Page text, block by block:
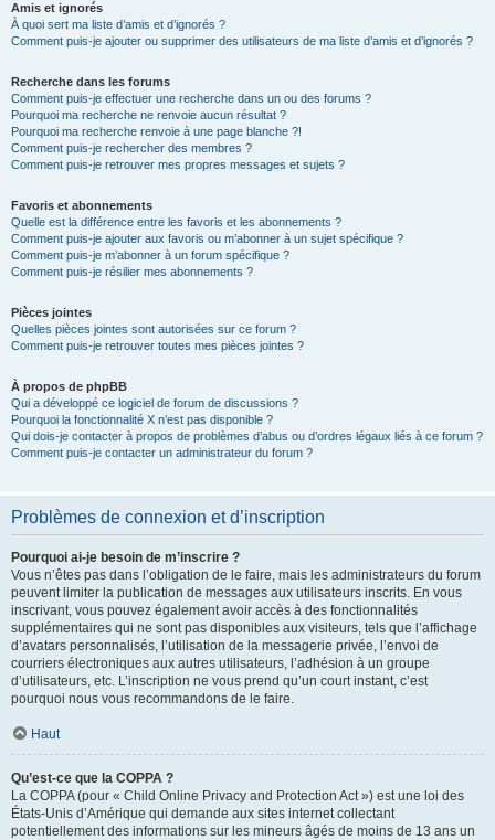
Amis et ignorés
À quoi sert ma liste d’amis et d’ignorés ?
Comment puis-je ajouter ou supprimer des utilisateurs de ma liste d’amis et d’ignorés ?
Recherche dans les forums
Comment puis-je effectuer une recherche dans un ou des forums ?
Pourquoi ma recherche ne renvoie aucun résultat ?
Pourquoi ma recherche renvoie à une page blanche ?!
Comment puis-je rechercher des membres ?
Comment puis-je retrouver mes propres messages et sujets ?
Favoris et abonnements
Quelle est la différence entre les favoris et les abonnements ?
Comment puis-je ajouter aux favoris ou m’abonner à un sujet spécifique ?
Comment puis-je m’abonner à un forum spécifique ?
Comment puis-je résilier mes abonnements ?
Pièces jointes
Quelles pièces jointes sont autorisées sur ce forum ?
Comment puis-je retrouver toutes mes pièces jointes ?
À propos de phpBB
Qui a développé ce logiciel de forum de discussions ?
Pourquoi la fonctionnalité X n’est pas disponible ?
Qui dois-je contacter à propos de problèmes d’abus ou d’ordres légaux liés à ce forum ?
Comment puis-je contacter un administrateur du forum ?
Problèmes de connexion et d’inscription
Pourquoi ai-je besoin de m’inscrire ?
Vous n’êtes pas dans l’obligation de le faire, mais les administrateurs du forum
peuvent limiter la publication de messages aux utilisateurs inscrits. En vous
inscrivant, vous pouvez également avoir accès à des fonctionnalités
supplémentaires qui ne sont pas disponibles aux visiteurs, tels que l’affichage
d’avatars personnalisés, l’utilisation de la messagerie privée, l’envoi de
courriers électroniques aux autres utilisateurs, l’adhésion à un groupe
d’utilisateurs, etc. L’inscription ne vous prend qu’un court instant, c’est
pourquoi nous vous recommandons de le faire.
Haut
Qu’est-ce que la COPPA ?
La COPPA (pour « Child Online Privacy and Protection Act ») est une loi des
États-Unis d’Amérique qui demande aux sites internet collectant
potentiellement des informations sur les mineurs âgés de moins de 13 ans un